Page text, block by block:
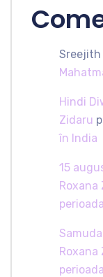
Sreejith
Hindi
Zidaru
în India
15
Roxana
Roxana